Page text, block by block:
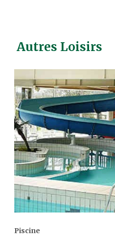
Autres Loisirs
Piscine